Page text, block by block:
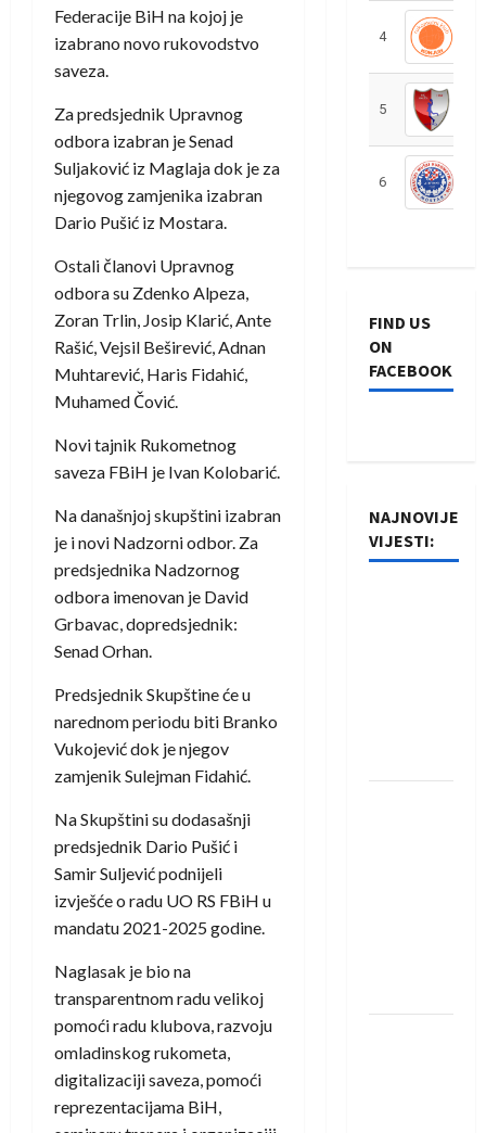
Federacije BiH na kojoj je
izabrano novo rukovodstvo
saveza.
Za predsjednik Upravnog
odbora izabran je Senad
Suljaković iz Maglaja dok je za
njegovog zamjenika izabran
Dario Pušić iz Mostara.
Ostali članovi Upravnog
odbora su Zdenko Alpeza,
Zoran Trlin, Josip Klarić, Ante
Rašić, Vejsil Beširević, Adnan
Muhtarević, Haris Fidahić,
Muhamed Čović.
Novi tajnik Rukometnog
saveza FBiH je Ivan Kolobarić.
Na današnjoj skupštini izabran
je i novi Nadzorni odbor. Za
predsjednika Nadzornog
odbora imenovan je David
Grbavac, dopredsjednik:
Senad Orhan.
Predsjednik Skupštine će u
narednom periodu biti Branko
Vukojević dok je njegov
zamjenik Sulejman Fidahić.
Na Skupštini su dodasašnji
predsjednik Dario Pušić i
Samir Suljević podnijeli
izvješće o radu UO RS FBiH u
mandatu 2021-2025 godine.
Naglasak je bio na
transparentnom radu velikoj
pomoći radu klubova, razvoju
omladinskog rukometa,
digitalizaciji saveza, pomoći
reprezentacijama BiH,
4
5
6
FIND US
ON
FACEBOOK
NAJNOVIJE
VIJESTI: